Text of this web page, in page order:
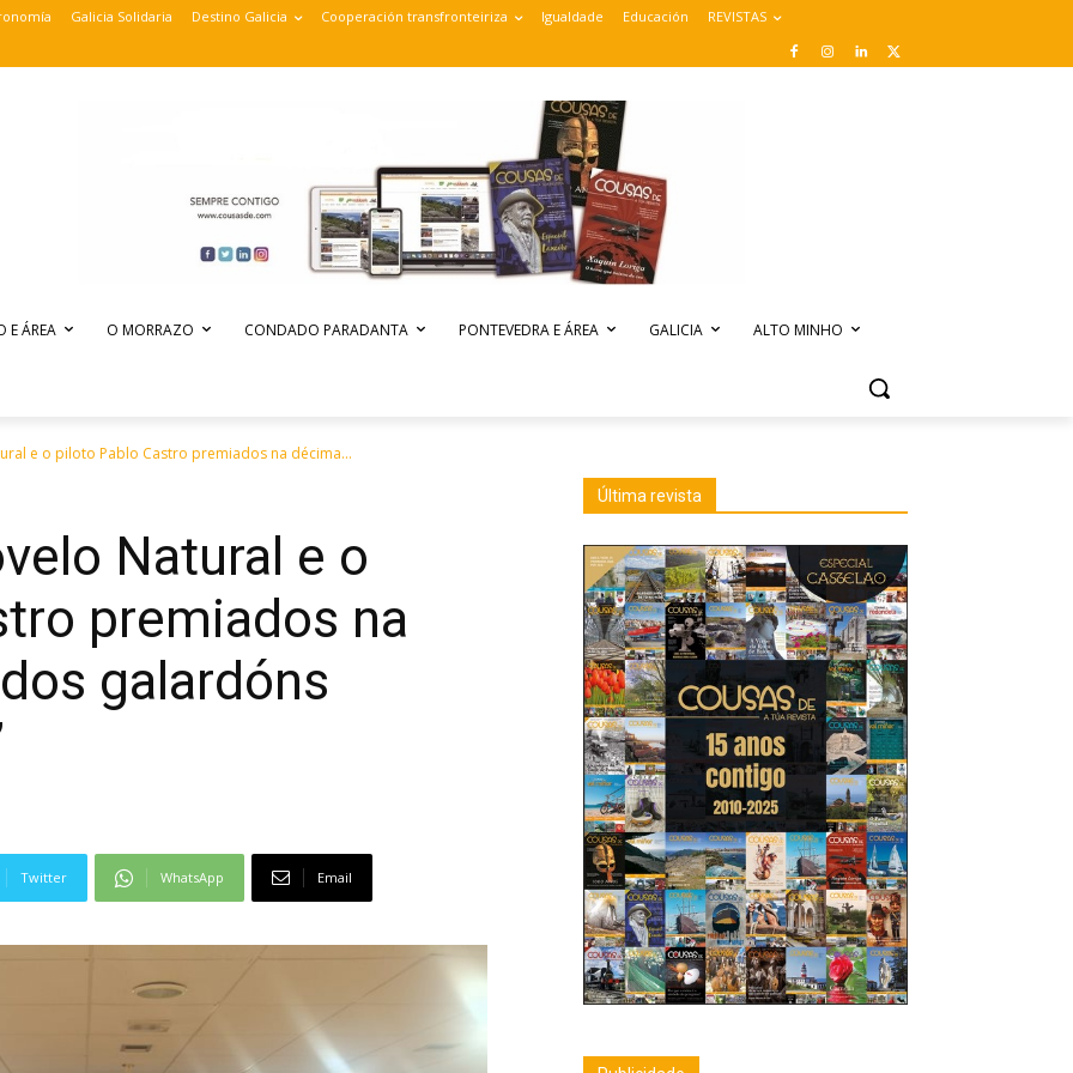
Galicia Solidaria Destino Galicia Cooperación transfronteiriza Igualdade Educación REVISTAS
E ÁREA O MORRAZO CONDADO PARADANTA PONTEVEDRA E ÁREA GALICIA ALTO MINHO
e o piloto Pablo Castro premiados na décima...
Natural e o
premiados na
galardóns
Twitter WhatsApp Email
Última revista